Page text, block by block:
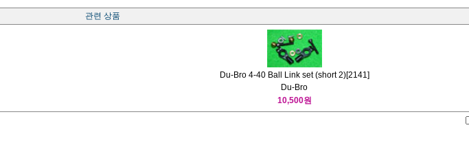
관련 상품
Du-Bro 4-40 Ball Link set (short 2)[2141]
Du-Bro
10,500원